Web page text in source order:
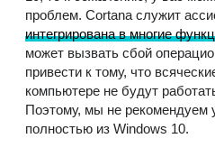
проблем. Cortana служит
интегрирована в многие
может вызвать сбой
привести к тому, что
компьютере не будут
Поэтому, мы не рекомендуем
полностью из Windows 10.